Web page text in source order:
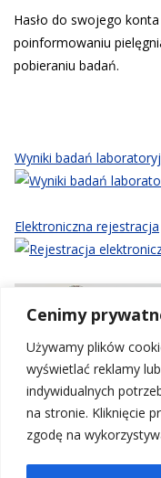
Cenimy
Używamy plików
wyświetlać reklamy
indywidualnych
na stronie. Kliknięcie
zgodę na
Hasło do swojego
poinformowaniu
pobieraniu badań.
Wyniki badań
Elektroniczna rejestracja